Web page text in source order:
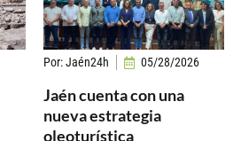
Por:Jaén24h 05/28/2026
Jaén cuenta con una
nueva estrategia
oleoturística